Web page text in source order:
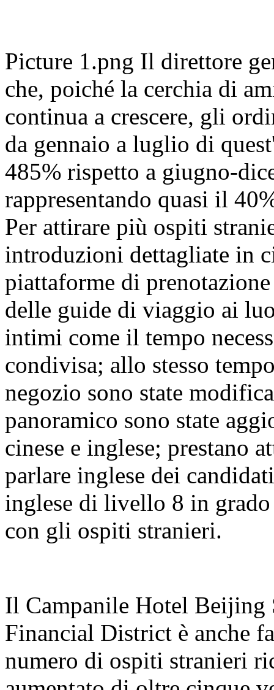
Picture 1.png Il direttore
che, poiché la cerchia di
continua a crescere, gli
da gennaio a luglio di
485% rispetto a giugno-
rappresentando quasi il
Per attirare più ospiti
introduzioni dettagliate in
piattaforme di
delle guide di viaggio ai
intimi come il tempo
condivisa; allo stesso
negozio sono state
panoramico sono state
cinese e inglese; prestano
parlare inglese dei
inglese di livello 8 in
con gli ospiti stranieri.
Il Campanile Hotel
Financial District è anche
numero di ospiti stranieri